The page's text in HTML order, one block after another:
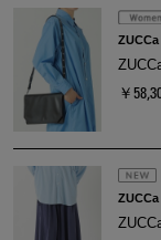
ZUCCa
￥
ZUCCa